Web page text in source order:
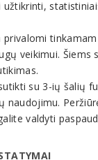
informacija:
tvarkytojui
atskaitomybės
išregistruotas
užtikrinti,
privalomi
veikimui. Šiems
su 3-ių šalių
naudojimu.
valdyti